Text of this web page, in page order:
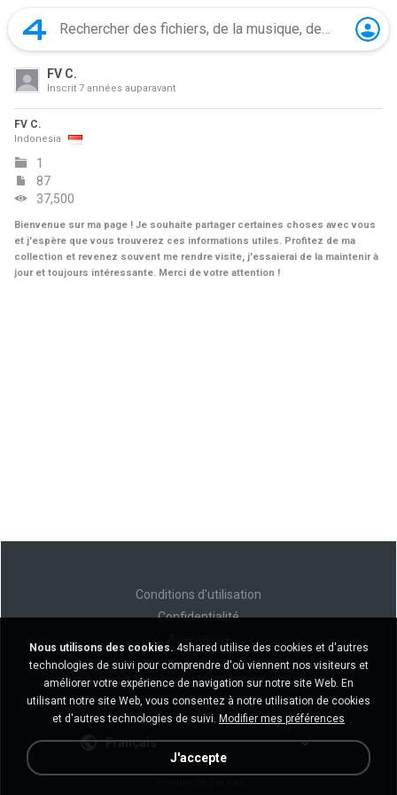
FV C.
Inscrit 7 années auparavant
FV C.
Indonesia
1
87
37,500
Bienvenue sur ma page ! Je souhaite partager certaines choses avec vous
et j'espère que vous trouverez ces informations utiles. Profitez de ma
collection et revenez souvent me rendre visite, j'essaierai de la maintenir à
jour et toujours intéressante. Merci de votre attention !
Conditions d'utilisation
Confidentialité
Ne vendez pas mes informations personnelles
Ne pas partager mes informations personnelles
Français
Nous utilisons des cookies. 4shared utilise des cookies et d'autres
technologies de suivi pour comprendre d'où viennent nos visiteurs et
améliorer votre expérience de navigation sur notre site Web. En
utilisant notre site Web, vous consentez à notre utilisation de cookies
et d'autres technologies de suivi. Modifier mes préférences
J'accepte